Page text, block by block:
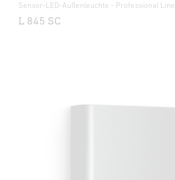
Sensor-LED-Außenleuchte - Professional Line
L 845 SC